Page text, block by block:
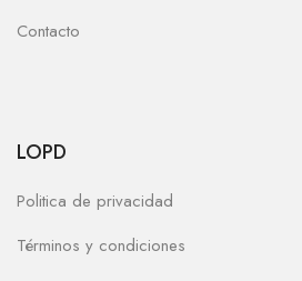
Contacto
LOPD
Politica de privacidad
Términos y condiciones